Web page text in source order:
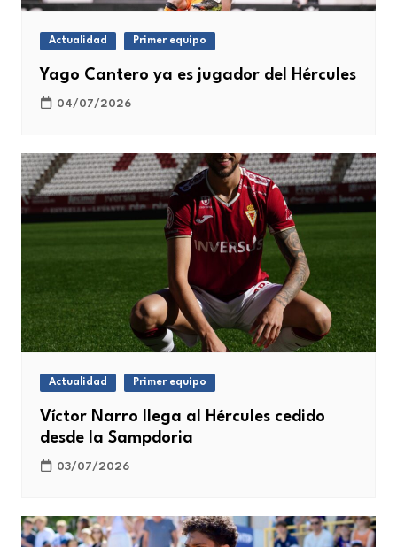
Actualidad Primer equipo
Yago Cantero ya es jugador del Hércules
04/07/2026
Actualidad Primer equipo
Víctor Narro llega al Hércules cedido
desde la Sampdoria
03/07/2026